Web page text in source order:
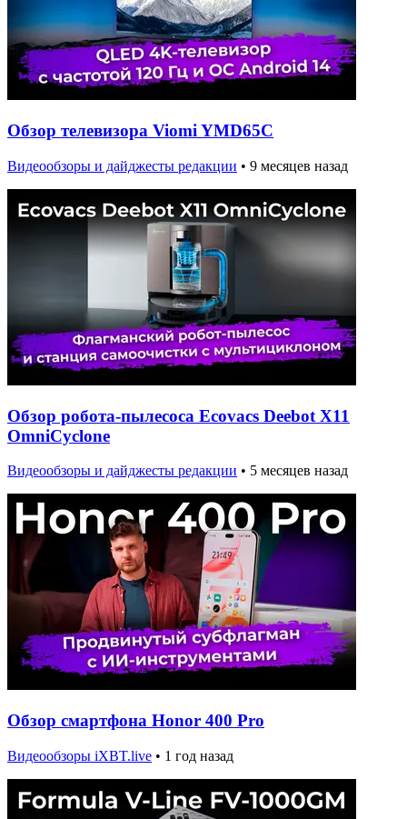
Обзор телевизора Viomi YMD65C
Видеообзоры и дайджесты редакции • 9 месяцев назад
Обзор робота-пылесоса Ecovacs Deebot X11
OmniCyclone
Видеообзоры и дайджесты редакции • 5 месяцев назад
Обзор смартфона Honor 400 Pro
Видеообзоры iXBT.live • 1 год назад